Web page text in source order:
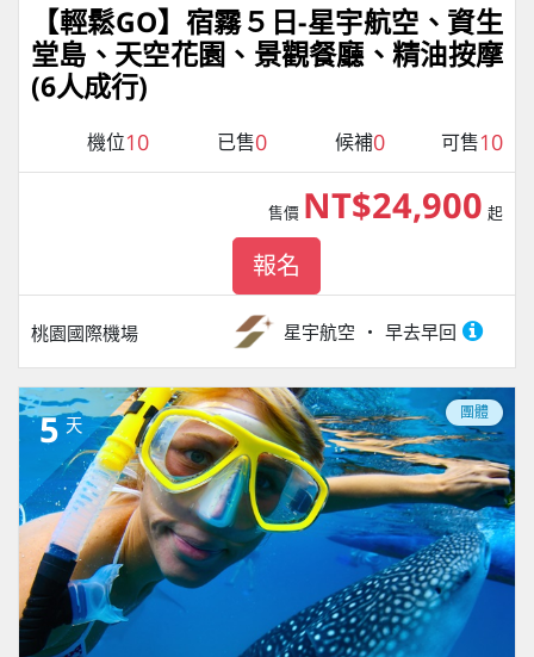
【輕鬆GO】宿霧５日-星宇航空、資生
堂島、天空花園、景觀餐廳、精油按摩
(6人成行)
機位10 已售0 候補0 可售10
桃園國際機場 星宇航空 早去早回
售價 NT$24,900 起
報名
5 天
團體